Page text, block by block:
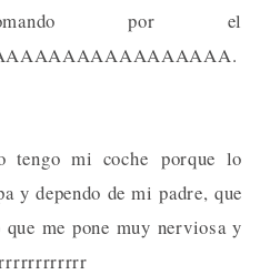
por el
tengo mi coche porque lo
y dependo de mi padre, que
me pone muy nerviosa y